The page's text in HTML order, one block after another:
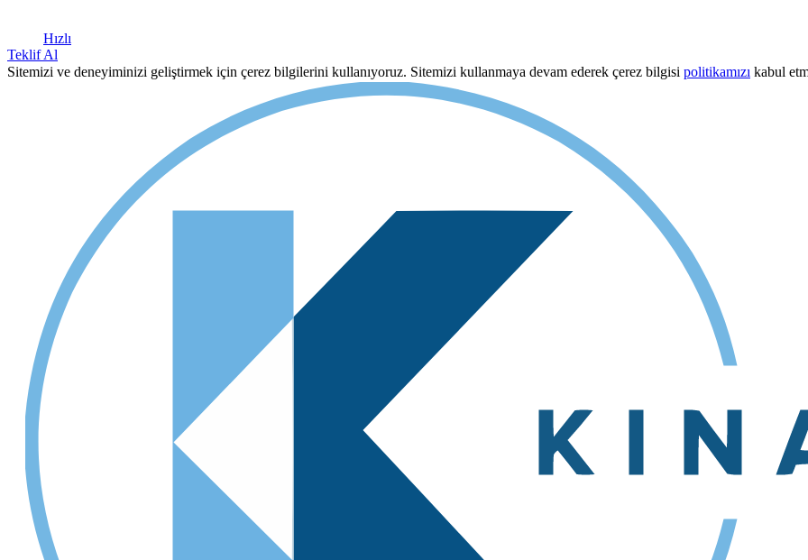
Hızlı
Teklif Al
Sitemizi ve deneyiminizi geliştirmek için çerez bilgilerini kullanıyoruz. Sitemizi kullanmaya devam ederek çerez bilgisi politikamızı kabul